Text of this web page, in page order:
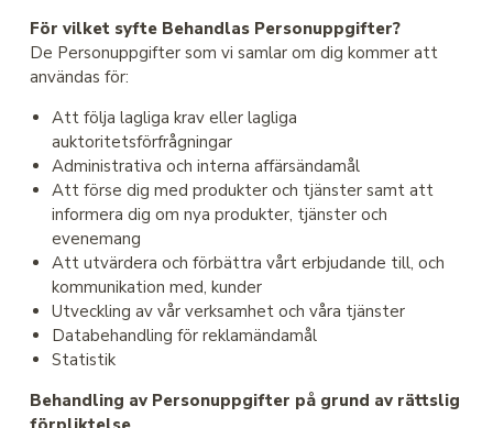
För vilket syfte Behandlas Personuppgifter?
De Personuppgifter som vi samlar om dig kommer att
användas för:
Att följa lagliga krav eller lagliga
auktoritetsförfrågningar
Administrativa och interna affärsändamål
Att förse dig med produkter och tjänster samt att
informera dig om nya produkter, tjänster och
evenemang
Att utvärdera och förbättra vårt erbjudande till, och
kommunikation med, kunder
Utveckling av vår verksamhet och våra tjänster
Databehandling för reklamändamål
Statistik
Behandling av Personuppgifter på grund av rättslig